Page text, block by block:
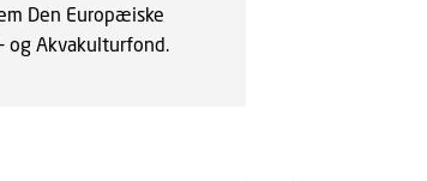
Den Europæiske
og Akvakulturfond.